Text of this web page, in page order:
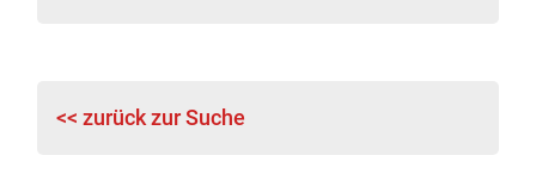
<< zurück zur Suche